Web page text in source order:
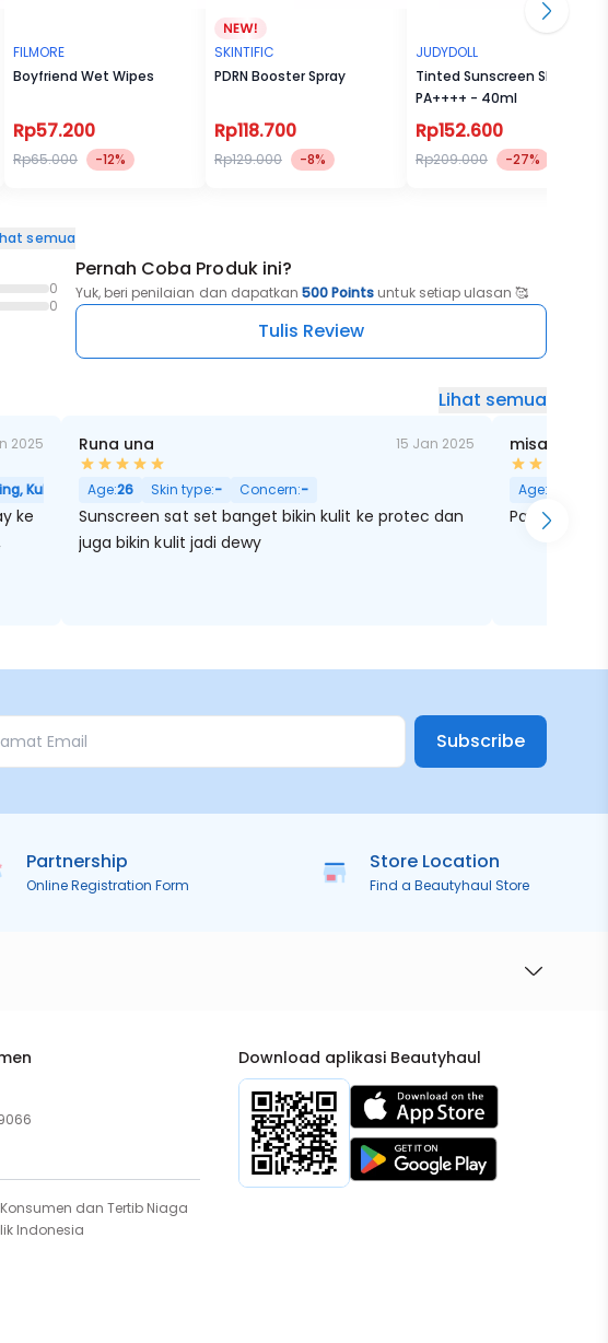
FILMORE
Boyfriend Wet Wipes
Rp57.200
Rp65.000 -12%
SKINTIFIC
PDRN Booster Spray
Rp118.700
Rp129.000 -8%
JUDYDOLL
Tinted Sunscreen SPF 50+
PA++++ - 40ml
Rp152.600
Rp209.000 -27%
semua
0
0
Pernah Coba Produk ini?
Yuk, beri penilaian dan dapatkan 500 Points untuk setiap ulasan 🥰
Tulis Review
Lihat semua
2025
Kulit Kering, Sensitif
ke
Runa una 15 Jan 2025
Age:26 Skin type:- Concern:-
Sunscreen sat set banget bikin kulit ke protec dan
juga bikin kulit jadi dewy
misa khayra
Age:
Pas di pake
Subscribe
Partnership
Online Registration Form
Store Location
Find a Beautyhaul Store
dan Tertib Niaga
Indonesia
Download aplikasi Beautyhaul